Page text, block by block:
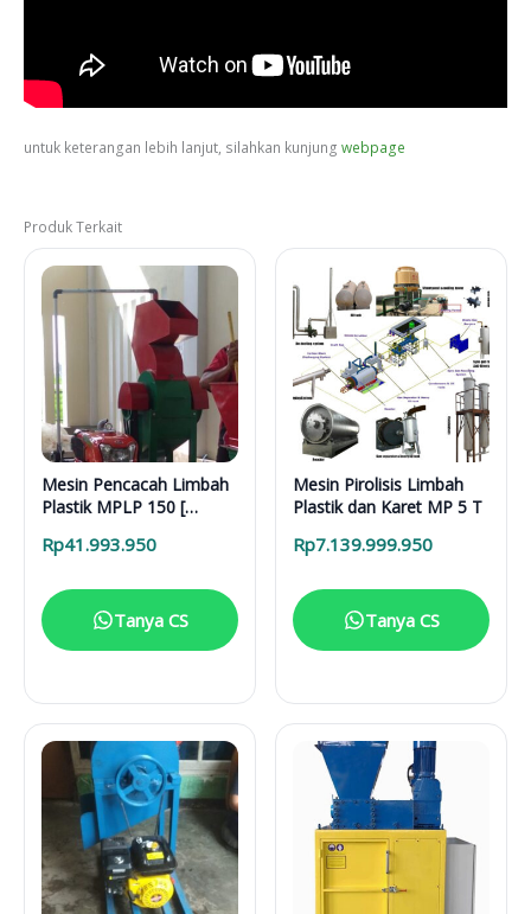
untuk keterangan lebih lanjut, silahkan kunjung webpage
Produk Terkait
Mesin Pencacah Limbah
Plastik MPLP 150 [
Rp41.993.950
Tanya CS
Mesin Pirolisis Limbah
Plastik dan Karet MP 5 T
Rp7.139.999.950
Tanya CS